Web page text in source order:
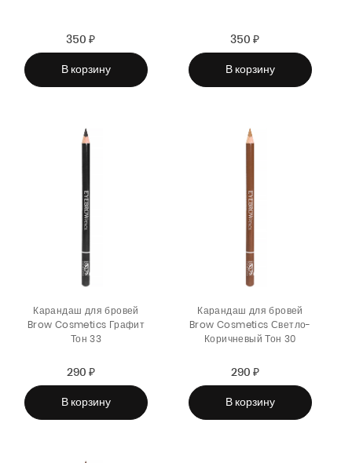
Sale
price
350 ₽
price
В корзину
Sale
price
350 ₽
price
В корзину
Карандаш для бровей
Brow Cosmetics Графит
Тон 33
Sale
price
290 ₽
price
В корзину
Карандаш для бровей
Brow Cosmetics Светло-
Коричневый Тон 30
Sale
price
290 ₽
price
В корзину